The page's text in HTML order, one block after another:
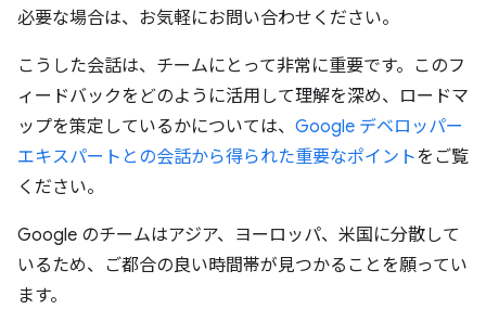
必要な場合は、お気軽にお問い合わせください。
こうした会話は、チームにとって非常に重要です。このフ
ィードバックをどのように活用して理解を深め、ロードマ
ップを策定しているかについては、 Google デベロッパー
エキスパートとの会話から得られた重要なポイントをご覧
ください。
Google のチームはアジア、ヨーロッパ、米国に分散して
いるため、ご都合の良い時間帯が見つかることを願ってい
ます。